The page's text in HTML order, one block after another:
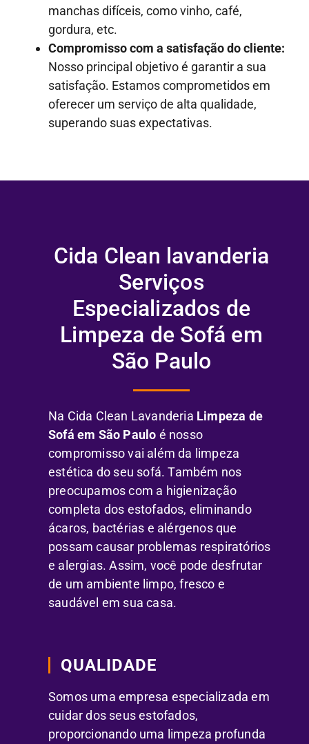
manchas difíceis, como vinho, café,
gordura, etc.
Compromisso com a satisfação do cliente:
Nosso principal objetivo é garantir a sua
satisfação. Estamos comprometidos em
oferecer um serviço de alta qualidade,
superando suas expectativas.
Cida Clean lavanderia
Serviços
Especializados de
Limpeza de Sofá em
São Paulo
Na Cida Clean Lavanderia Limpeza de
Sofá em São Paulo é nosso
compromisso vai além da limpeza
estética do seu sofá. Também nos
preocupamos com a higienização
completa dos estofados, eliminando
ácaros, bactérias e alérgenos que
possam causar problemas respiratórios
e alergias. Assim, você pode desfrutar
de um ambiente limpo, fresco e
saudável em sua casa.
QUALIDADE
Somos uma empresa especializada em
cuidar dos seus estofados,
proporcionando uma limpeza profunda